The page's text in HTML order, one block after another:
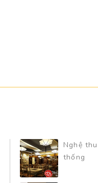
Nghệ
thống